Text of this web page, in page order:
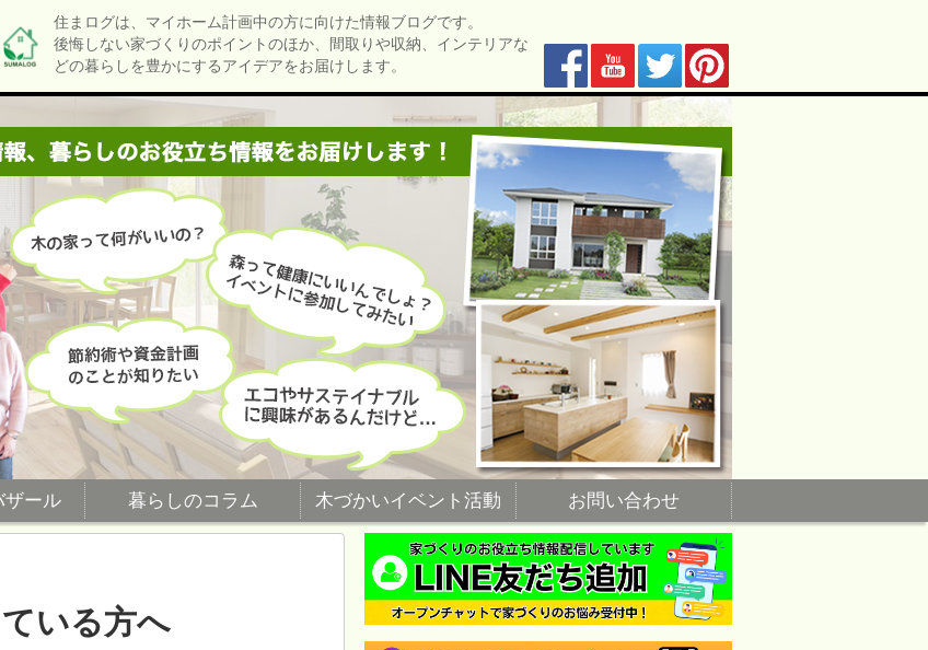
住まログは、マイホーム計画中の方に向けた情報ブログです。
後悔しない家づくりのポイントのほか、間取りや収納、インテリアな
どの暮らしを豊かにするアイデアをお届けします。
ザール 暮らしのコラム 木づかいイベント活動 お問い合わせ
いる方へ